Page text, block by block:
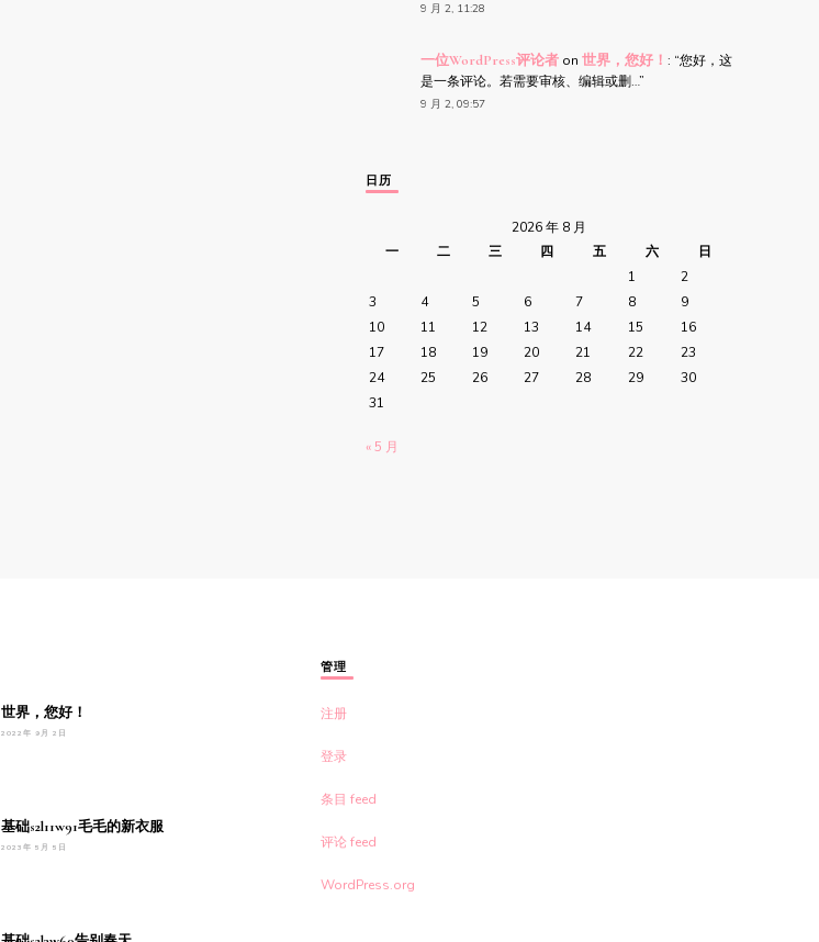
9 月 2, 11:28
一位WordPress评论者on 世界，您好！ : “您好，这
是一条评论。若需要审核、编辑或删…”
9 月 2, 09:57
日历
2026 年 8 月
一
二 三 四 五 六
日
1
2
3
4 5 6 7 8
9
10
11 12 13 14 15
16
17
18 19 20 21 22
23
24
25 26 27 28 29
30
31
« 5 月
世界，您好！
2022年 9月 2日
基础s2l11w91毛毛的新衣服
2023年 5月 5日
管理
注册
登录
条目 feed
评论 feed
WordPress.org